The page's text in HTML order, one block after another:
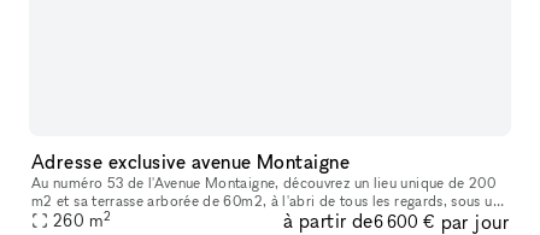
Adresse exclusive avenue Montaigne
Au numéro 53 de l'Avenue Montaigne, découvrez un lieu unique de 200
m2 et sa terrasse arborée de 60m2, à l'abri de tous les regards, sous une
magnifique verrière dans un écrin de verdure tropicale.
260 m2 à partir de6 600 € par jour